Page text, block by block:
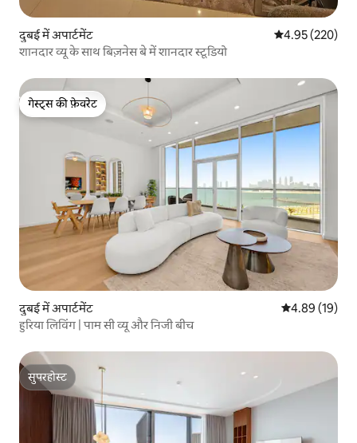
दुबई में अपार्टमेंट औसत रेटिंग 5 में से
4.95 (220)
शानदार व्यू के साथ बिज़नेस बे में शानदार स्टूडियो
गेस्ट्स की फ़ेवरेट
गेस्ट्स की फ़ेवरेट
दुबई में अपार्टमेंट औसत रेटिंग 5 में
4.89 (19)
हुरिया लिविंग | पाम सी व्यू और निजी बीच
सुपरहोस्ट
सुपरहोस्ट